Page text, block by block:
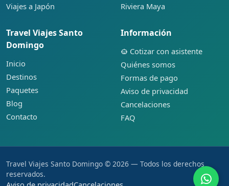
Viajes a Japón
Riviera Maya
Travel Viajes Santo
Domingo
Inicio
Destinos
Paquetes
Blog
Contacto
Información
Cotizar con asistente
Quiénes somos
Formas de pago
Aviso de privacidad
Cancelaciones
FAQ
Travel Viajes Santo Domingo © 2026 — Todos los derechos
reservados.